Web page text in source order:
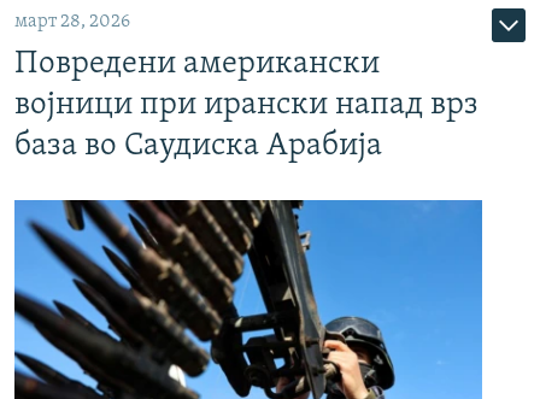
март 28, 2026
Повредени американски
војници при ирански напад врз
база во Саудиска Арабија